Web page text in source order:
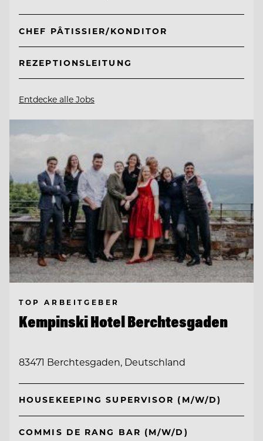
CHEF PÂTISSIER/KONDITOR
REZEPTIONSLEITUNG
Entdecke alle Jobs
TOP ARBEITGEBER
Kempinski Hotel Berchtesgaden
83471 Berchtesgaden, Deutschland
HOUSEKEEPING SUPERVISOR (M/W/D)
COMMIS DE RANG BAR (M/W/D)